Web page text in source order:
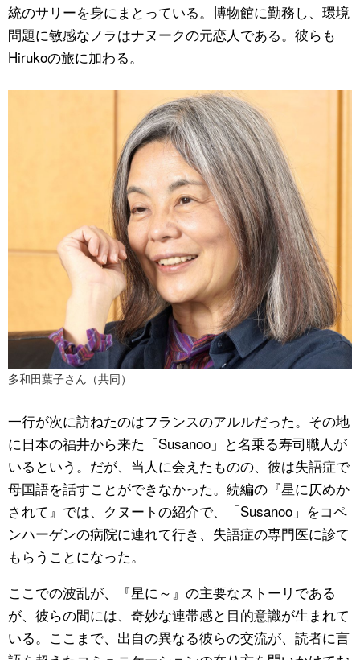
統のサリーを身にまとっている。博物館に勤務し、環境
問題に敏感なノラはナヌークの元恋人である。彼らも
Hirukoの旅に加わる。
多和田葉子さん（共同）
一行が次に訪ねたのはフランスのアルルだった。その地
に日本の福井から来た「Susanoo」と名乗る寿司職人が
いるという。だが、当人に会えたものの、彼は失語症で
母国語を話すことができなかった。続編の『星に仄めか
されて』では、クヌートの紹介で、「Susanoo」をコペ
ンハーゲンの病院に連れて行き、失語症の専門医に診て
もらうことになった。
ここでの波乱が、『星に～』の主要なストーリである
が、彼らの間には、奇妙な連帯感と目的意識が生まれて
いる。ここまで、出自の異なる彼らの交流が、読者に言